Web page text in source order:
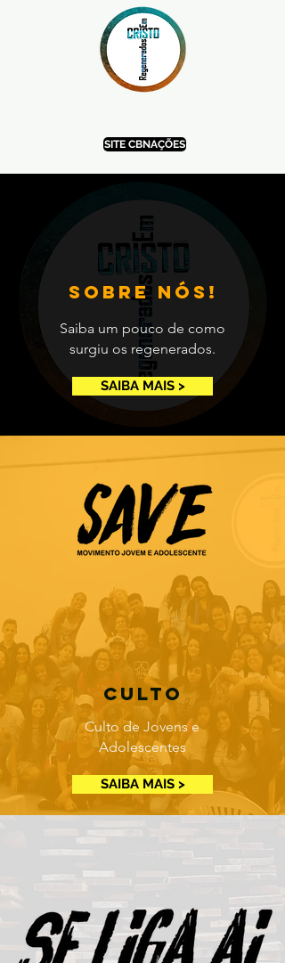
SITE CBNAÇÕES
SOBRE NÓS!
Saiba um pouco de como
surgiu os regenerados.
SAIBA MAIS >
culto
Culto de Jovens e
Adolescentes
SAIBA MAIS >